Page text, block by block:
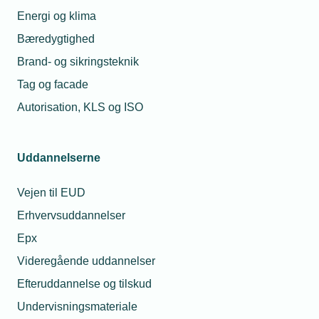
Energi og klima
Bæredygtighed
Brand- og sikringsteknik
Tag og facade
Autorisation, KLS og ISO
Uddannelserne
Vejen til EUD
Erhvervsuddannelser
Epx
Videregående uddannelser
Efteruddannelse og tilskud
Undervisningsmateriale
Relaterede nyheder
11. august 2025